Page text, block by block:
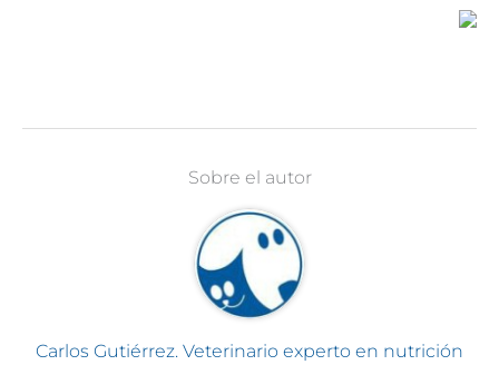
Sobre el autor
Carlos Gutiérrez. Veterinario experto en nutrición